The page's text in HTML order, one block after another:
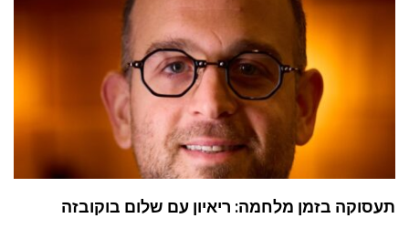
תעסוקה בזמן מלחמה: ריאיון עם שלום בוקובזה